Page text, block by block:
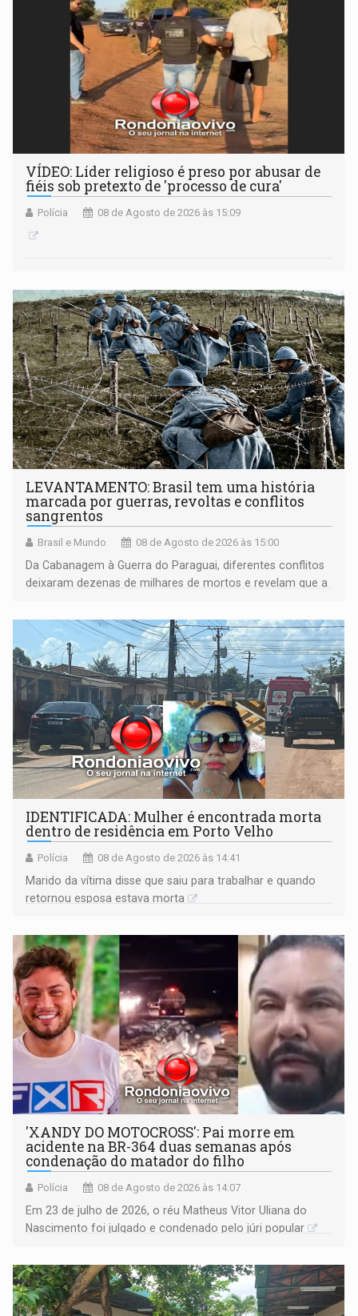
VÍDEO: Líder religioso é preso por abusar de
fiéis sob pretexto de 'processo de cura'
Polícia 08 de Agosto de 2026 às 15:09
LEVANTAMENTO: Brasil tem uma história
marcada por guerras, revoltas e conflitos
sangrentos
Brasil e Mundo 08 de Agosto de 2026 às 15:00
Da Cabanagem à Guerra do Paraguai, diferentes conflitos
deixaram dezenas de milhares de mortos e revelam que a
territoriais e sociais
IDENTIFICADA: Mulher é encontrada morta
dentro de residência em Porto Velho
Polícia 08 de Agosto de 2026 às 14:41
Marido da vítima disse que saiu para trabalhar e quando
retornou esposa estava morta
'XANDY DO MOTOCROSS': Pai morre em
acidente na BR-364 duas semanas após
condenação do matador do filho
Polícia 08 de Agosto de 2026 às 14:07
Em 23 de julho de 2026, o réu Matheus Vitor Uliana do
Nascimento foi julgado e condenado pelo júri popular